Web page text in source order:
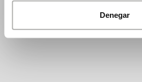
Denegar